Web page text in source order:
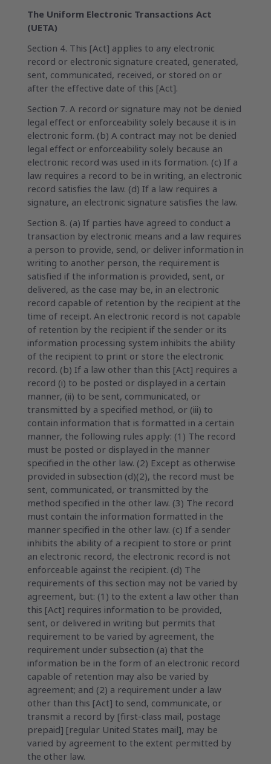
The Uniform Electronic Transactions Act
(UETA)
Section 4. This [Act] applies to any electronic
record or electronic signature created, generated,
sent, communicated, received, or stored on or
after the effective date of this [Act].
Section 7. A record or signature may not be denied
legal effect or enforceability solely because it is in
electronic form. (b) A contract may not be denied
legal effect or enforceability solely because an
electronic record was used in its formation. (c) If a
law requires a record to be in writing, an electronic
record satisfies the law. (d) If a law requires a
signature, an electronic signature satisfies the law.
Section 8. (a) If parties have agreed to conduct a
transaction by electronic means and a law requires
a person to provide, send, or deliver information in
writing to another person, the requirement is
satisfied if the information is provided, sent, or
delivered, as the case may be, in an electronic
record capable of retention by the recipient at the
time of receipt. An electronic record is not capable
of retention by the recipient if the sender or its
information processing system inhibits the ability
of the recipient to print or store the electronic
record. (b) If a law other than this [Act] requires a
record (i) to be posted or displayed in a certain
manner, (ii) to be sent, communicated, or
transmitted by a specified method, or (iii) to
contain information that is formatted in a certain
manner, the following rules apply: (1) The record
must be posted or displayed in the manner
specified in the other law. (2) Except as otherwise
provided in subsection (d)(2), the record must be
sent, communicated, or transmitted by the
method specified in the other law. (3) The record
must contain the information formatted in the
manner specified in the other law. (c) If a sender
inhibits the ability of a recipient to store or print
an electronic record, the electronic record is not
enforceable against the recipient. (d) The
requirements of this section may not be varied by
agreement, but: (1) to the extent a law other than
this [Act] requires information to be provided,
sent, or delivered in writing but permits that
requirement to be varied by agreement, the
requirement under subsection (a) that the
information be in the form of an electronic record
capable of retention may also be varied by
agreement; and (2) a requirement under a law
other than this [Act] to send, communicate, or
transmit a record by [first-class mail, postage
prepaid] [regular United States mail], may be
varied by agreement to the extent permitted by
the other law.